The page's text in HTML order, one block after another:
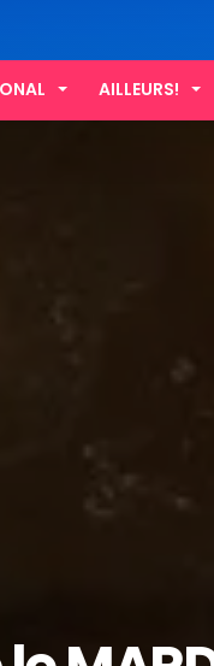
AILLEURS!